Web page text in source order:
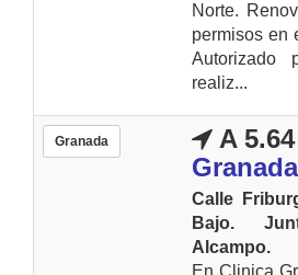
Norte.
permisos en
Autorizado
realiz...
Granada A
Calle
Bajo.
Alcampo.
En Clinica